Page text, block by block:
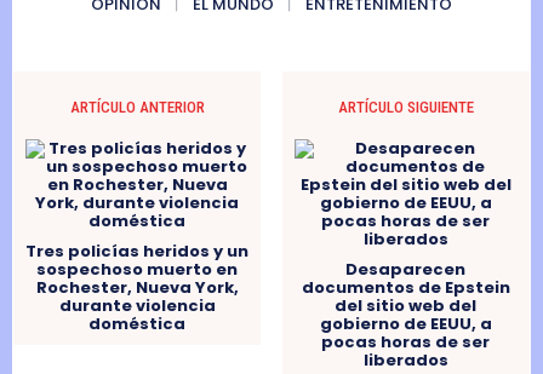
ARTÍCULO ANTERIOR
Tres policías heridos y un
sospechoso muerto en
Rochester, Nueva York,
durante violencia
doméstica
ARTÍCULO SIGUIENTE
Desaparecen
documentos de Epstein
del sitio web del
gobierno de EEUU, a
pocas horas de ser
liberados